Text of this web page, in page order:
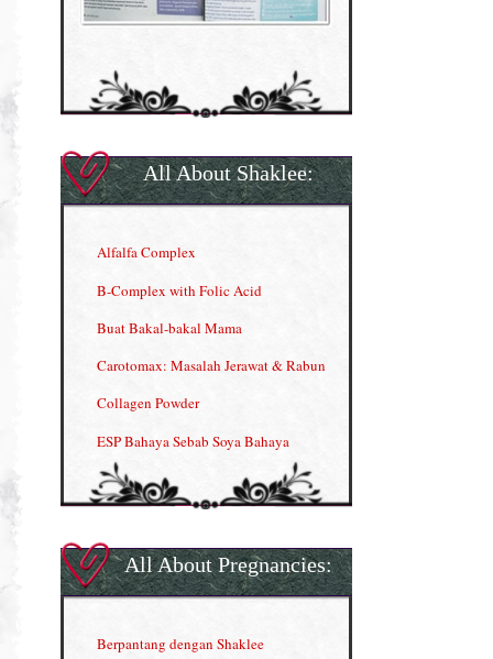
All About Shaklee:
Alfalfa Complex
B-Complex with Folic Acid
Buat Bakal-bakal Mama
Carotomax: Masalah Jerawat & Rabun
Collagen Powder
ESP Bahaya Sebab Soya Bahaya
ESP Produk Shaklee Paling HOT
Gla Complex (II)
Herbal Blend the Magic Cream
All About Pregnancies:
Berpantang dengan Shaklee